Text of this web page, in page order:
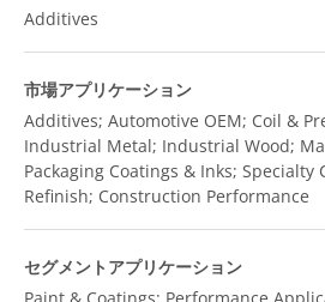
Additives
市場アプリケーション
Additives; Automotive OEM; Coil &
Industrial Metal; Industrial Wood;
Packaging Coatings & Inks; Specialty
Refinish; Construction Performance
セグメントアプリケーション